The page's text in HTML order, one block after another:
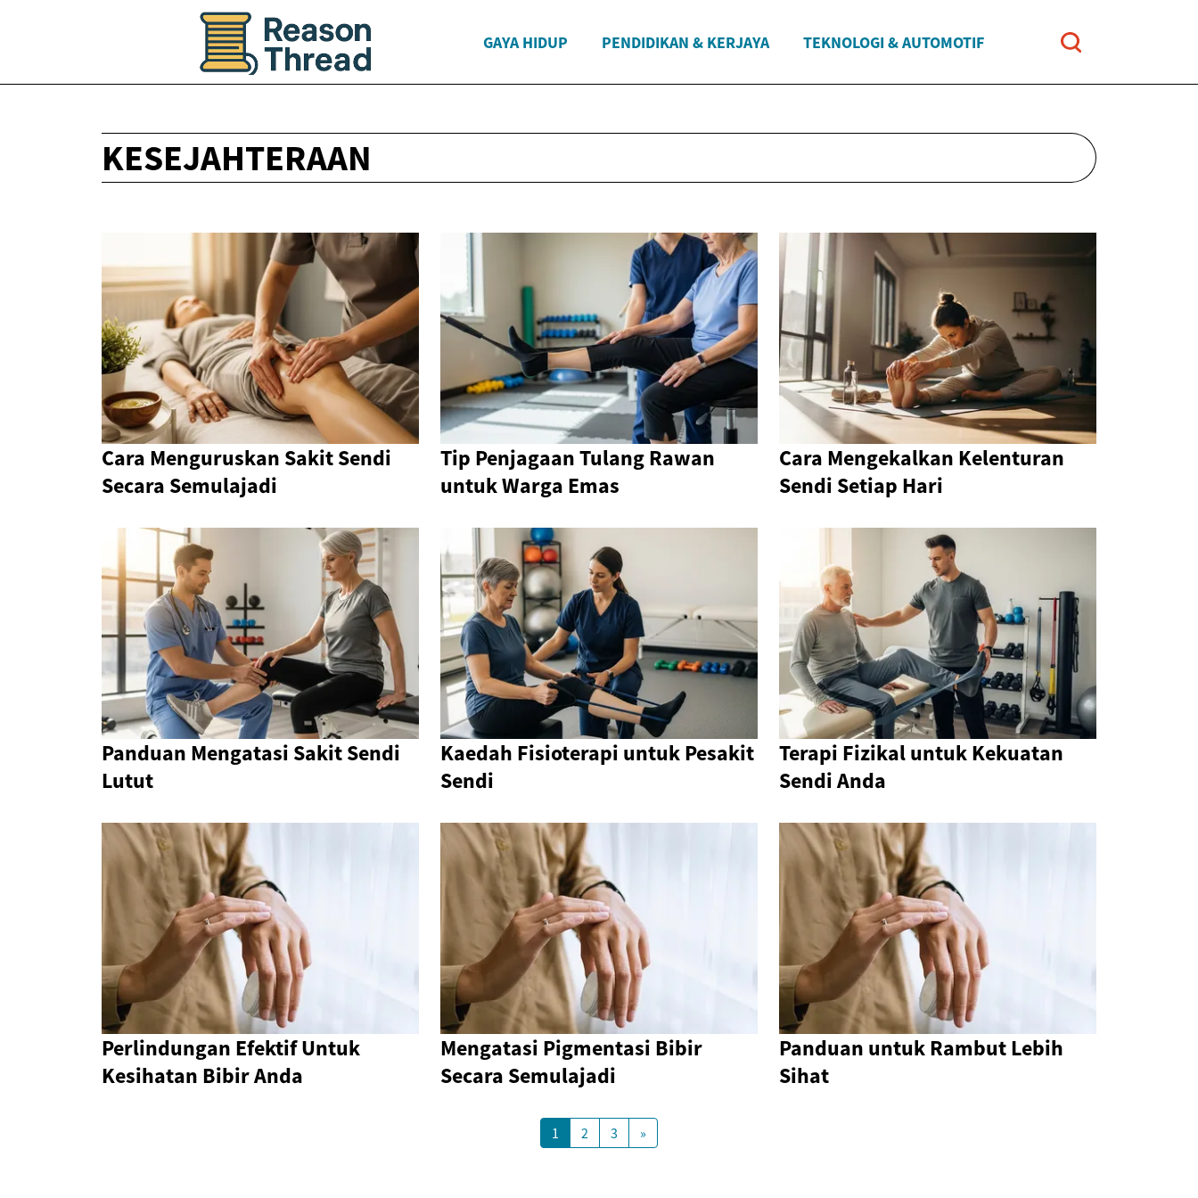
GAYA HIDUP PENDIDIKAN & KERJAYA TEKNOLOGI & AUTOMOTIF
KESEJAHTERAAN
Cara Menguruskan Sakit Sendi
Secara Semulajadi
Tip Penjagaan Tulang Rawan
untuk Warga Emas
Cara Mengekalkan Kelenturan
Sendi Setiap Hari
Panduan Mengatasi Sakit Sendi
Lutut
Kaedah Fisioterapi untuk Pesakit
Sendi
Terapi Fizikal untuk Kekuatan
Sendi Anda
Perlindungan Efektif Untuk
Kesihatan Bibir Anda
Mengatasi Pigmentasi Bibir
Secara Semulajadi
Panduan untuk Rambut Lebih
Sihat
1 2 3 »